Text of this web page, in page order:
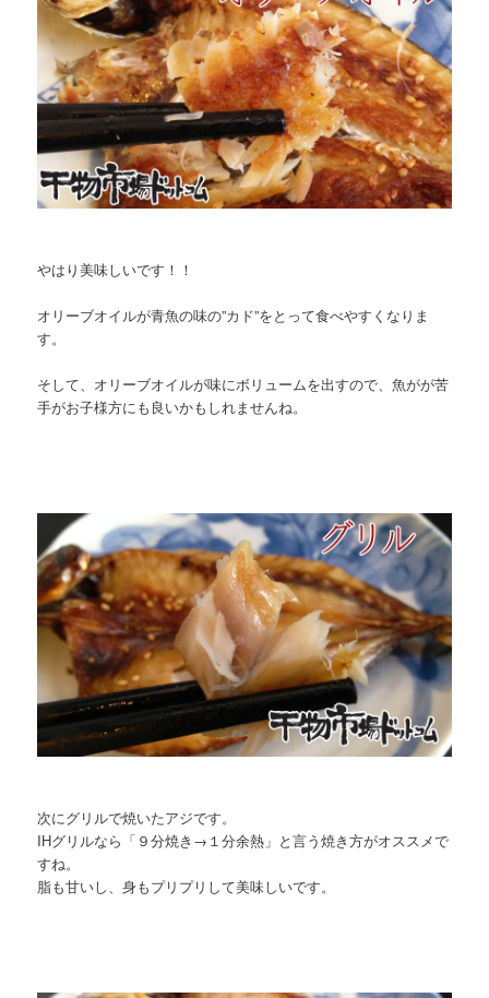
やはり美味しいです！！
オリーブオイルが青魚の味の”カド”をとって食べやすくなりま
す。
そして、オリーブオイルが味にボリュームを出すので、魚がが苦
手がお子様方にも良いかもしれませんね。
次にグリルで焼いたアジです。
IHグリルなら「９分焼き→１分余熱」と言う焼き方がオススメで
すね。
脂も甘いし、身もプリプリして美味しいです。